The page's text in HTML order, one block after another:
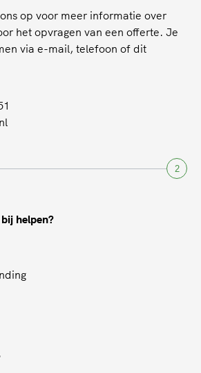
op voor meer informatie over
het opvragen van een offerte. Je
via e-mail, telefoon of dit
2
helpen?